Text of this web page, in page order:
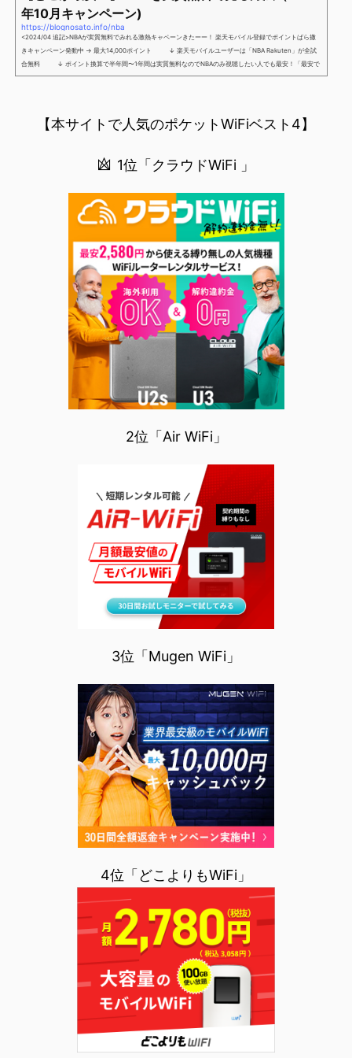
年10月キャンペーン)
https://blognosato.info/nba
<2024/04 追記>NBAが実質無料でみれる激熱キャペーンきたーー！ 楽天モバイル登録でポイントばら撒
きキャンペーン発動中 → 最大14,000ポイント ↓ 楽天モバイルユーザーは「NBA Rakuten」が全試
合無料 ↓ ポイント換算で半年間〜1年間は実質無料なのでNBAのみ視聴したい人でも最安！「最安で
NBAを見る方法」が「楽天モバイルを契約すること」というもはや意味不明な状況...楽天モバイルでNBAを
【本サイトで人気のポケットWiFiベスト4】
1位「クラウドWiFi 」
2位「Air WiFi」
3位「Mugen WiFi」
4位「どこよりもWiFi」